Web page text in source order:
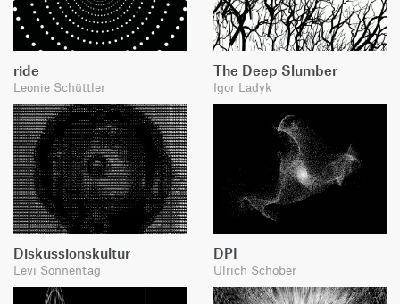
ride
Leonie Schüttler
The Deep Slumber
Igor Ladyk
Diskussionskultur
Levi Sonnentag
DPI
Ulrich Schober